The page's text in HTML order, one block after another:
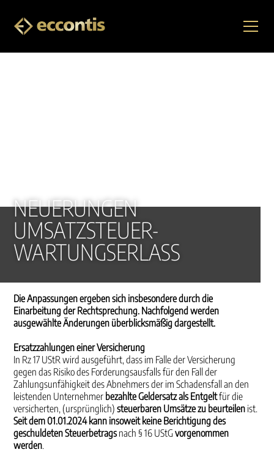
NEUERUNGEN
UMSATZSTEUER-
WARTUNGSERLASS
Die Anpassungen ergeben sich insbesondere durch die
Einarbeitung der Rechtsprechung. Nachfolgend werden
ausgewählte Änderungen überblicksmäßig dargestellt.
Ersatzzahlungen einer Versicherung
In Rz 17 UStR wird ausgeführt, dass im Falle der Versicherung
gegen das Risiko des Forderungsausfalls für den Fall der
Zahlungsunfähigkeit des Abnehmers der im Schadensfall an den
leistenden Unternehmer bezahlte Geldersatz als Entgeltfür die
versicherten, (ursprünglich)steuerbaren Umsätze zu beurteilen ist.
Seit dem 01.01.2024 kann insoweit keine Berichtigung des
geschuldeten Steuerbetragsnach § 16 UStGvorgenommen
werden.